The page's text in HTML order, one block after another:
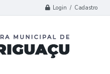
Login / Cadastro